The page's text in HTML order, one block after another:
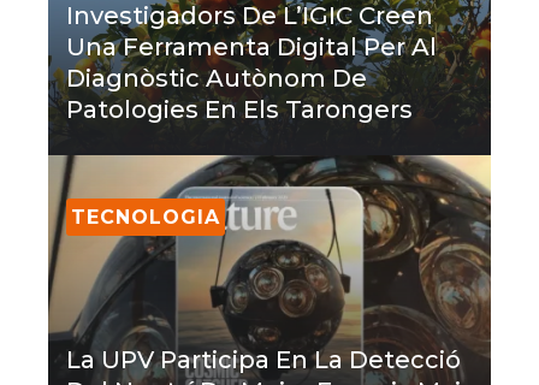
Investigadors De L’IGIC Creen
Una Ferramenta Digital Per Al
Diagnòstic Autònom De
Patologies En Els Tarongers
TECNOLOGIA
La UPV Participa En La Detecció